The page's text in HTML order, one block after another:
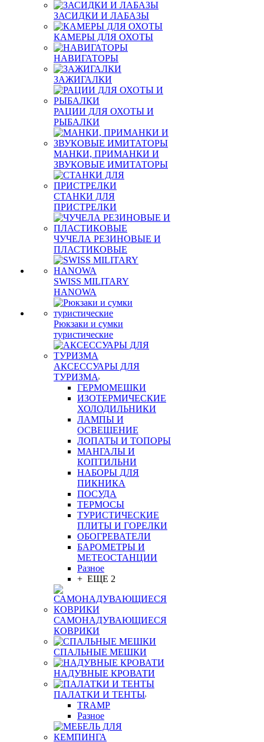
ЗАСИДКИ И ЛАБАЗЫ
КАМЕРЫ ДЛЯ ОХОТЫ
НАВИГАТОРЫ
ЗАЖИГАЛКИ
РАЦИИ ДЛЯ ОХОТЫ И
РЫБАЛКИ
МАНКИ, ПРИМАНКИ И
ЗВУКОВЫЕ ИМИТАТОРЫ
СТАНКИ ДЛЯ
ПРИСТРЕЛКИ
ЧУЧЕЛА РЕЗИНОВЫЕ И
ПЛАСТИКОВЫЕ
SWISS MILITARY
HANOWA
Рюкзаки и сумки
туристические
АКСЕССУАРЫ ДЛЯ
ТУРИЗМА
ГЕРМОМЕШКИ
ИЗОТЕРМИЧЕСКИЕ
ХОЛОДИЛЬНИКИ
ЛАМПЫ И
ОСВЕЩЕНИЕ
ЛОПАТЫ И ТОПОРЫ
МАНГАЛЫ И
КОПТИЛЬНИ
НАБОРЫ ДЛЯ
ПИКНИКА
ПОСУДА
ТЕРМОСЫ
ТУРИСТИЧЕСКИЕ
ПЛИТЫ И ГОРЕЛКИ
ОБОГРЕВАТЕЛИ
БАРОМЕТРЫ И
МЕТЕОСТАНЦИИ
Разное
+ ЕЩЕ 2
САМОНАДУВАЮЩИЕСЯ
КОВРИКИ
СПАЛЬНЫЕ МЕШКИ
НАДУВНЫЕ КРОВАТИ
ПАЛАТКИ И ТЕНТЫ
TRAMP
Разное